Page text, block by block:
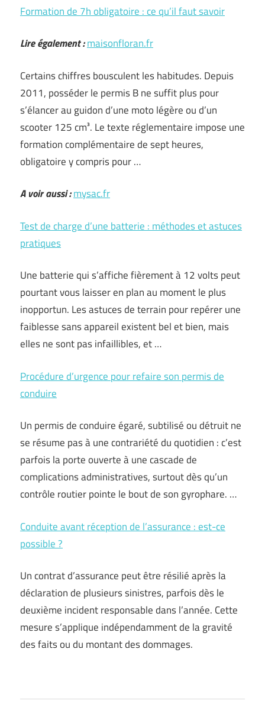
Formation de 7h obligatoire : ce qu’il faut savoir
Lire également :maisonfloran.fr
Certains chiffres bousculent les habitudes. Depuis
2011, posséder le permis B ne suffit plus pour
s’élancer au guidon d’une moto légère ou d’un
scooter 125 cm³. Le texte réglementaire impose une
formation complémentaire de sept heures,
obligatoire y compris pour …
A voir aussi :mysac.fr
Test de charge d’une batterie : méthodes et astuces
pratiques
Une batterie qui s’affiche fièrement à 12 volts peut
pourtant vous laisser en plan au moment le plus
inopportun. Les astuces de terrain pour repérer une
faiblesse sans appareil existent bel et bien, mais
elles ne sont pas infaillibles, et …
Procédure d’urgence pour refaire son permis de
conduire
Un permis de conduire égaré, subtilisé ou détruit ne
se résume pas à une contrariété du quotidien : c’est
parfois la porte ouverte à une cascade de
complications administratives, surtout dès qu’un
contrôle routier pointe le bout de son gyrophare. …
Conduite avant réception de l’assurance : est-ce
possible ?
Un contrat d’assurance peut être résilié après la
déclaration de plusieurs sinistres, parfois dès le
deuxième incident responsable dans l’année. Cette
mesure s’applique indépendamment de la gravité
des faits ou du montant des dommages.